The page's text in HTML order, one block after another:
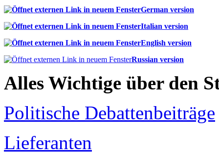
German version
Italian version
English version
Russian version
Alles Wichtige über den
Politische Debattenbeiträge
Lieferanten